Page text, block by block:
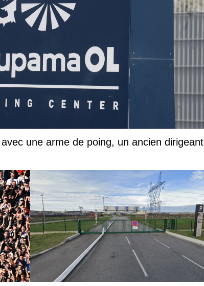
une arme de poing, un ancien dirigeant